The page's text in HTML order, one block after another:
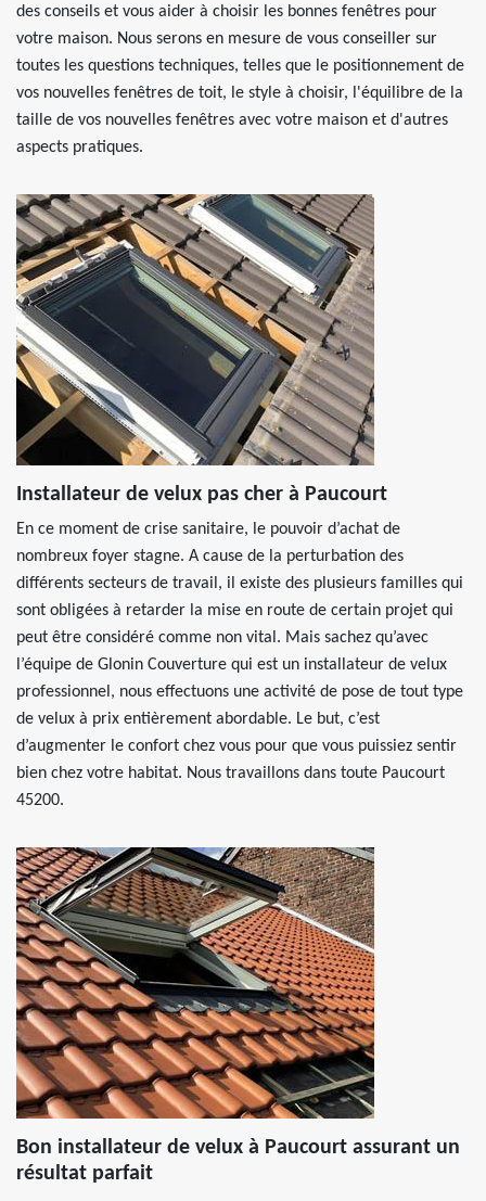
des conseils et vous aider à choisir les bonnes fenêtres pour
votre maison. Nous serons en mesure de vous conseiller sur
toutes les questions techniques, telles que le positionnement de
vos nouvelles fenêtres de toit, le style à choisir, l'équilibre de la
taille de vos nouvelles fenêtres avec votre maison et d'autres
aspects pratiques.
Installateur de velux pas cher à Paucourt
En ce moment de crise sanitaire, le pouvoir d’achat de
nombreux foyer stagne. A cause de la perturbation des
différents secteurs de travail, il existe des plusieurs familles qui
sont obligées à retarder la mise en route de certain projet qui
peut être considéré comme non vital. Mais sachez qu’avec
l’équipe de Glonin Couverture qui est un installateur de velux
professionnel, nous effectuons une activité de pose de tout type
de velux à prix entièrement abordable. Le but, c’est
d’augmenter le confort chez vous pour que vous puissiez sentir
bien chez votre habitat. Nous travaillons dans toute Paucourt
45200.
Bon installateur de velux à Paucourt assurant un
résultat parfait